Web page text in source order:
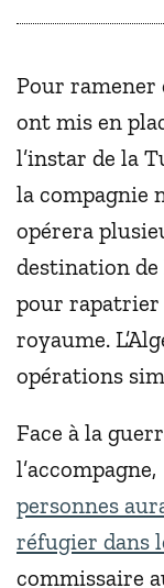
Pour ramener
ont mis en
l’instar de la
la compagnie
opérera
destination de
pour rapatrier
royaume.
opérations
Face à la
personnes
réfugier dans
commissaire